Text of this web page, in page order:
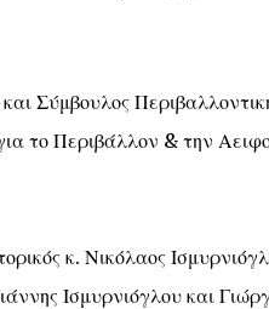
Σύμβουλος
το Περιβάλλον & την
κ. Νικόλαος
Ισμυρνιόγλου και